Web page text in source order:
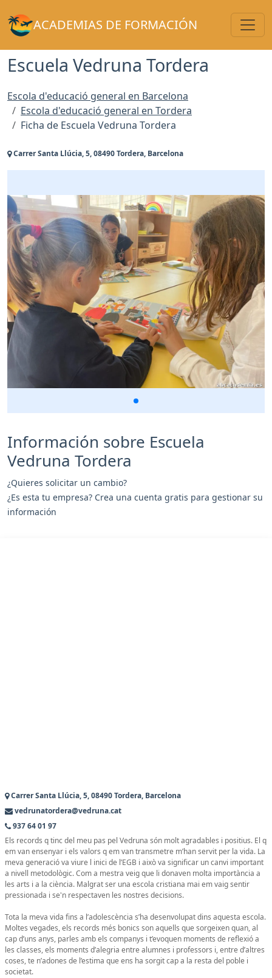
ACADEMIAS DE FORMACIÓN
Escuela Vedruna Tordera
Escola d'educació general en Barcelona
Escola d'educació general en Tordera
Ficha de Escuela Vedruna Tordera
Carrer Santa Llúcia, 5, 08490 Tordera, Barcelona
Información sobre Escuela
Vedruna Tordera
¿Quieres solicitar un cambio?
¿Es esta tu empresa? Crea una cuenta gratis para gestionar su
información
Carrer Santa Llúcia, 5, 08490 Tordera, Barcelona
vedrunatordera@vedruna.cat
937 64 01 97
Els records q tinc del meu pas pel Vedruna són molt agradables i positius. El q
em van ensenyar i els valors q em van transmetre m’han servit per la vida. La
meva generació va viure l inici de l’EGB i això va significar un canvi important
a nivell metodològic. Com a mestra veig que li donaven molta importància a
les arts i a la ciència. Malgrat ser una escola cristiana mai em vaig sentir
pressionada i se'n respectaven les nostres decisions.
Tota la meva vida fins a l’adolescència s’ha desenvolupat dins aquesta escola.
Moltes vegades, els records més bonics son aquells que sorgeixen quan, al
cap d’uns anys, parles amb els companys i t’evoquen moments de reflexió a
les classes, els moments d’alegria entre alumnes i professors i, entre d’altres
coses, te n’adones de l’estima que ens ha sorgit cap a la resta del poble i
societat.